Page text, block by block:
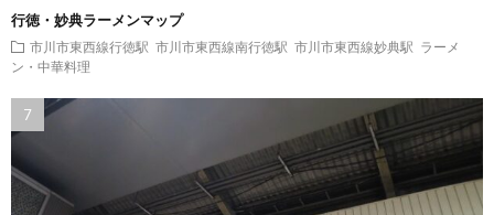
行徳・妙典ラーメンマップ
市川市東西線行徳駅 市川市東西線南行徳駅 市川市東西線妙典駅
ラーメ
ン・中華料理